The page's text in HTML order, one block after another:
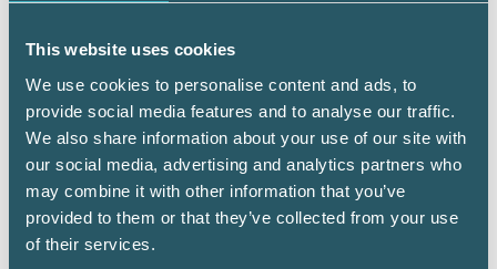
This website uses cookies
We use cookies to personalise content and ads, to
provide social media features and to analyse our traffic.
We also share information about your use of our site with
our social media, advertising and analytics partners who
may combine it with other information that you’ve
provided to them or that they’ve collected from your use
of their services.
För representation under 2016 får du dra av
inkomstdeklarationen. Har du aktiebolag ger
det ett skatteavdrag på 90 x 22 procent
bolagsskatt = 19,80 kr. Kostnaden för måltiden
efter avdrag blir därmed cirka 300 – 32 – 20 =
248 kr per person.
För representation under 2017 får du enbart